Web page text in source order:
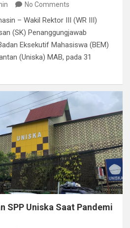
No Comments
– Wakil Rektor III (WR III)
(SK) Penanggungjawab
Eksekutif Mahasiswa (BEM)
(Uniska) MAB, pada 31
SPP Uniska Saat Pandemi